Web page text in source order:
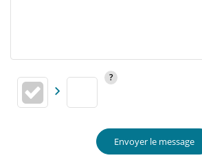
Envoyer le message